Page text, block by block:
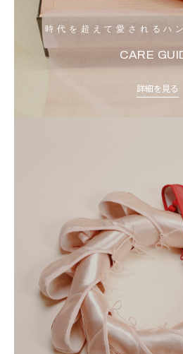
時代を超えて愛されるハ
CARE
詳細を見る